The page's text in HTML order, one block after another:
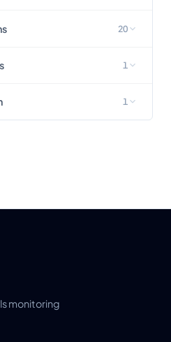
20
1
1
monitoring